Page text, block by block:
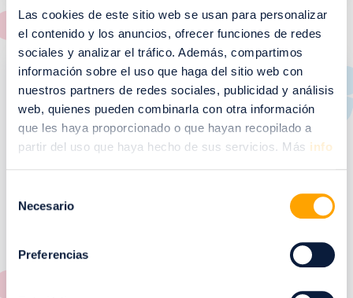
Las cookies de este sitio web se usan para personalizar
el contenido y los anuncios, ofrecer funciones de redes
sociales y analizar el tráfico. Además, compartimos
información sobre el uso que haga del sitio web con
nuestros partners de redes sociales, publicidad y análisis
web, quienes pueden combinarla con otra información
que les haya proporcionado o que hayan recopilado a
partir del uso que haya hecho de sus servicios. Más info
Necesario
Preferencias
Imagen